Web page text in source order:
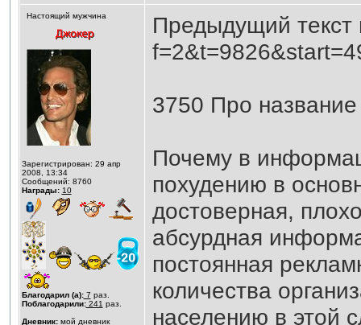
Настоящий мужчина
Зарегистрирован: 29 апр
2008, 13:34
Сообщений: 8760
Награды: 10
Благодарил (а):7 раз.
Поблагодарили:241 раз.
Дневник: мой дневник
Предыдущий текст
3750 Про название
Почему в
похудению в
достоверная,
абсурдная
постоянная
количества
населению в этой